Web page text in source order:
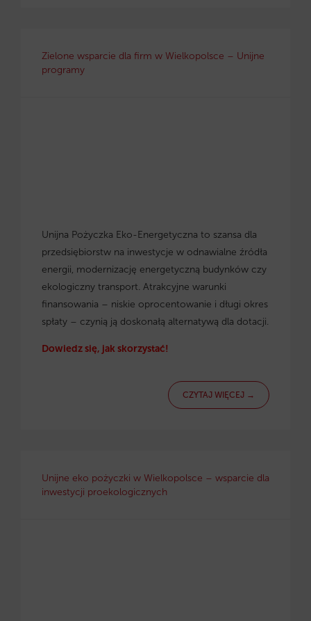
Zielone wsparcie dla firm w Wielkopolsce – Unijne
programy
Unijna Pożyczka Eko-Energetyczna to szansa dla
przedsiębiorstw na inwestycje w odnawialne źródła
energii, modernizację energetyczną budynków czy
ekologiczny transport. Atrakcyjne warunki
finansowania – niskie oprocentowanie i długi okres
spłaty – czynią ją doskonałą alternatywą dla dotacji.
Dowiedz się, jak skorzystać!
CZYTAJ WIĘCEJ →
Unijne eko pożyczki w Wielkopolsce – wsparcie dla
inwestycji proekologicznych